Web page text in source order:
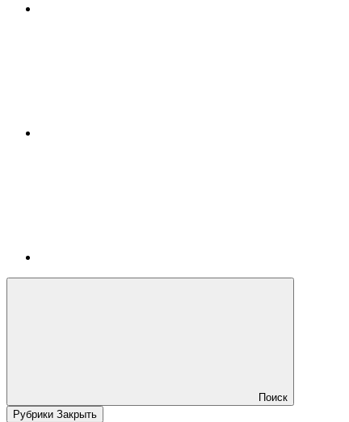
Поиск
Рубрики Закрыть